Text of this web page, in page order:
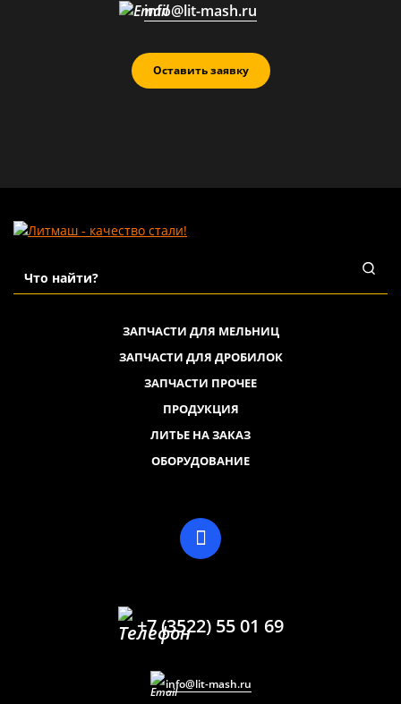
Оставить заявку
info@lit-mash.ru
ЗАПЧАСТИ ДЛЯ МЕЛЬНИЦ
ЗАПЧАСТИ ДЛЯ ДРОБИЛОК
ЗАПЧАСТИ ПРОЧЕЕ
ПРОДУКЦИЯ
ЛИТЬЕ НА ЗАКАЗ
ОБОРУДОВАНИЕ
+7 (3522) 55 01 69
info@lit-mash.ru